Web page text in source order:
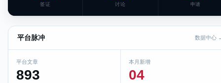
签证 讨论 申请
平台脉冲 数据中心
平台文章
893
本月新增
04